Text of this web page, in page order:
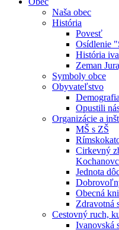
Naša obec
História
Povesť
Osídlenie
História
Zeman
Symboly obce
Obyvateľstvo
Opustili
Organizácie a
MŠ s ZŠ
Cirkevný
Jednota
Obecná
Zdravotná
Cestovný ruch,
Ivanovská